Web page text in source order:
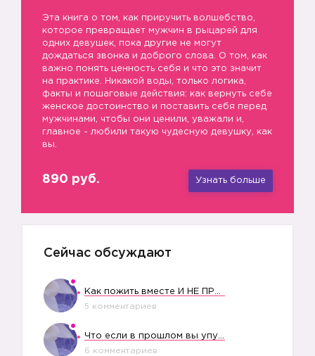
Эта книга о том, как приручить волшебство,
которое превращает мужчин в рыцарей для
одних девушек, пока другие не могут
дождаться звонка и доброго слова. О том, как
важно понять ценность себя и что это значит
на практике. Никакой воды, только логика,
факты и пошаговые действия: как вернуть себе
женское достоинство и поставить себя перед
мужчинами, чтобы они ценили, уважали и,
главное - любили такую чудесную девушку, как
вы.
890 руб. Узнать больше
Сейчас обсуждают
5 комментариев
6 комментариев